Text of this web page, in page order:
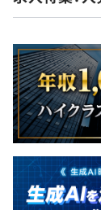
けの研修をご
■ピカトレ研
ピカトレとは
称。プロフェ
マンスキルや
め、独自で人
の底上げを測
■資格取得支
150万円）
7段階のレベ
収入UPを目指
社会保険完備
保険）
※関東ITソフ